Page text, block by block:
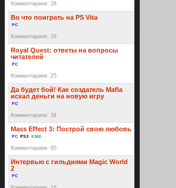
Комментариев: 28
Во что поиграть на PS Vita
PC
Комментариев: 18
Royal Quest: ответы на вопросы
читателей
PC
Комментариев: 25
Да будет бой! Как создатель Mafia
искал деньги на новую игру
PC
Комментариев: 34
Mass Effect 3: Построй свою любовь
PC PS3 X360
Комментариев: 95
Интервью с гильдиями Magic World
2
PC